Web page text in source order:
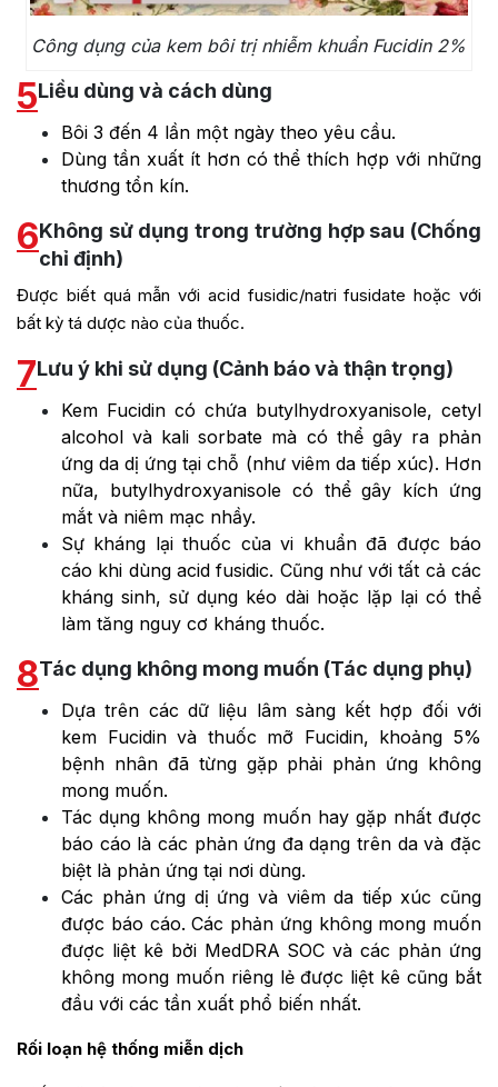
Công dụng của kem bôi trị nhiễm khuẩn Fucidin 2%
5Liều dùng và cách dùng
Bôi 3 đến 4 lần một ngày theo yêu cầu.
Dùng tần xuất ít hơn có thể thích hợp với những
thương tổn kín.
6Không sử dụng trong trường hợp sau (Chống
chỉ định)
Được biết quá mẫn với acid fusidic/natri fusidate hoặc với
bất kỳ tá dược nào của thuốc.
7Lưu ý khi sử dụng (Cảnh báo và thận trọng)
Kem Fucidin có chứa butylhydroxyanisole, cetyl
alcohol và kali sorbate mà có thể gây ra phản
ứng da dị ứng tại chỗ (như viêm da tiếp xúc). Hơn
nữa, butylhydroxyanisole có thể gây kích ứng
mắt và niêm mạc nhầy.
Sự kháng lại thuốc của vi khuẩn đã được báo
cáo khi dùng acid fusidic. Cũng như với tất cả các
kháng sinh, sử dụng kéo dài hoặc lặp lại có thể
làm tăng nguy cơ kháng thuốc.
8Tác dụng không mong muốn (Tác dụng phụ)
Dựa trên các dữ liệu lâm sàng kết hợp đối với
kem Fucidin và thuốc mỡ Fucidin, khoảng 5%
bệnh nhân đã từng gặp phải phản ứng không
mong muốn.
Tác dụng không mong muốn hay gặp nhất được
báo cáo là các phản ứng đa dạng trên da và đặc
biệt là phản ứng tại nơi dùng.
Các phản ứng dị ứng và viêm da tiếp xúc cũng
được báo cáo. Các phản ứng không mong muốn
được liệt kê bởi MedDRA SOC và các phản ứng
không mong muốn riêng lẻ được liệt kê cũng bắt
đầu với các tần xuất phổ biến nhất.
Rối loạn hệ thống miễn dịch